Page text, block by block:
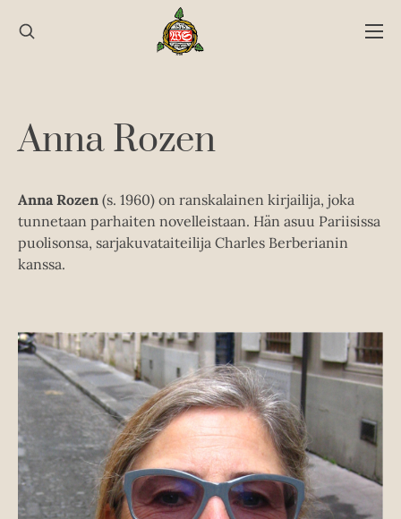
sisältöön
Anna Rozen
Anna Rozen (s. 1960) on ranskalainen kirjailija, joka
tunnetaan parhaiten novelleistaan. Hän asuu Pariisissa
puolisonsa, sarjakuvataiteilija Charles Berberianin
kanssa.